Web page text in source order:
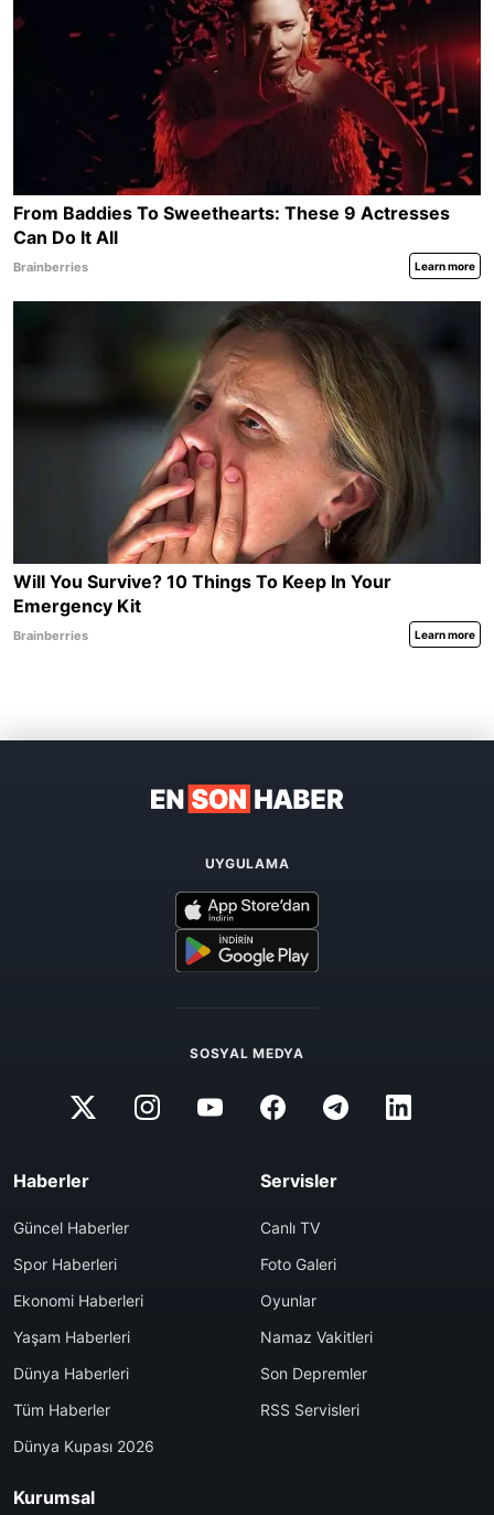
UYGULAMA
SOSYAL MEDYA
Haberler
Güncel Haberler
Spor Haberleri
Ekonomi Haberleri
Yaşam Haberleri
Dünya Haberleri
Tüm Haberler
Dünya Kupası 2026
Servisler
Canlı TV
Foto Galeri
Oyunlar
Namaz Vakitleri
Son Depremler
RSS Servisleri
Kurumsal